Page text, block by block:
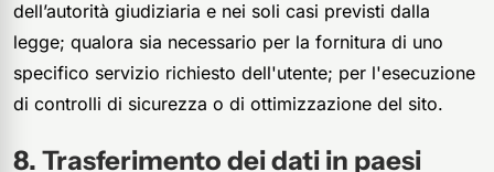
dell’autorità giudiziaria e nei soli casi previsti dalla
legge; qualora sia necessario per la fornitura di uno
specifico servizio richiesto dell'utente; per l'esecuzione
di controlli di sicurezza o di ottimizzazione del sito.
Trasferimento dei dati in paesi